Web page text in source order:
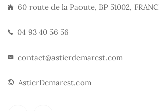
60 route de la Paoute, BP 51002,
04 93 40 56 56
contact@astierdemarest.com
AstierDemarest.com